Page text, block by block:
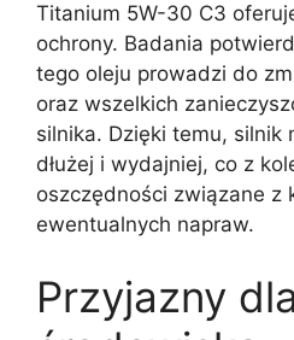
Titanium 5W-30 C3
ochrony. Badania
tego oleju prowadzi do
oraz wszelkich
silnika. Dzięki temu, silnik
dłużej i wydajniej, co z
oszczędności związane z
ewentualnych napraw.
Przyjazny dla